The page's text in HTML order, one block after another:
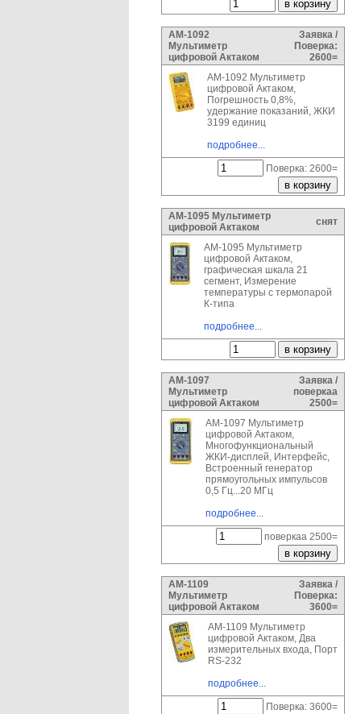
АМ-1092
Мультиметр
цифровой Актаком
Заявка /
Поверка:
2600=
АМ-1092 Мультиметр
цифровой Актаком,
Погрешность 0,8%,
удержание показаний, ЖКИ
3199 единиц
подробнее...
Поверка: 2600=
АМ-1095 Мультиметр
цифровой Актаком
снят
АМ-1095 Мультиметр
цифровой Актаком,
графическая шкала 21
сегмент, Измерение
температуры с термопарой
К-типа
подробнее...
АМ-1097
Мультиметр
цифровой Актаком
Заявка /
поверкаа
2500=
АМ-1097 Мультиметр
цифровой Актаком,
Многофункциональный
ЖКИ-дисплей, Интерфейс,
Встроенный генератор
прямоугольных импульсов
0,5 Гц...20 МГц
подробнее...
поверкаа 2500=
АМ-1109
Мультиметр
цифровой Актаком
Заявка /
Поверка:
3600=
АМ-1109 Мультиметр
цифровой Актаком, Два
измерительных входа, Порт
RS-232
подробнее...
Поверка: 3600=